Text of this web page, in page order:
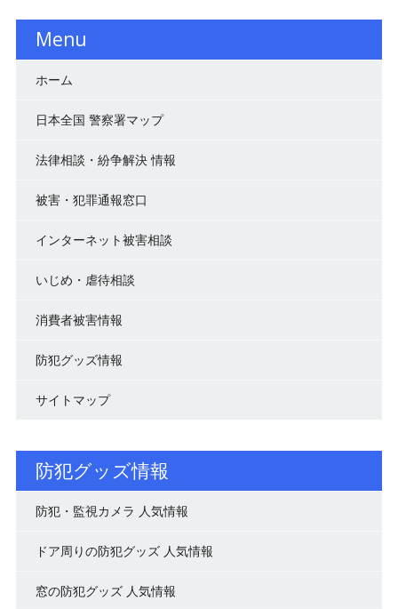
Menu
ホーム
日本全国 警察署マップ
法律相談・紛争解決 情報
被害・犯罪通報窓口
インターネット被害相談
いじめ・虐待相談
消費者被害情報
防犯グッズ情報
サイトマップ
防犯グッズ情報
防犯・監視カメラ 人気情報
ドア周りの防犯グッズ 人気情報
窓の防犯グッズ 人気情報